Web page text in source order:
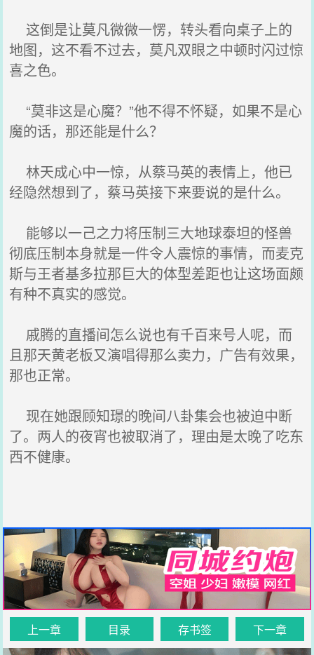
这倒是让莫凡微微一愣，转头看向桌子上的
地图，这不看不过去，莫凡双眼之中顿时闪过惊
喜之色。
“莫非这是心魔？”他不得不怀疑，如果不是心
魔的话，那还能是什么？
林天成心中一惊，从蔡马英的表情上，他已
经隐然想到了，蔡马英接下来要说的是什么。
能够以一己之力将压制三大地球泰坦的怪兽
彻底压制本身就是一件令人震惊的事情，而麦克
斯与王者基多拉那巨大的体型差距也让这场面颇
有种不真实的感觉。
戚腾的直播间怎么说也有千百来号人呢，而
且那天黄老板又演唱得那么卖力，广告有效果，
那也正常。
现在她跟顾知璟的晚间八卦集会也被迫中断
了。两人的夜宵也被取消了，理由是太晚了吃东
西不健康。
上一章 目录 存书签 下一章